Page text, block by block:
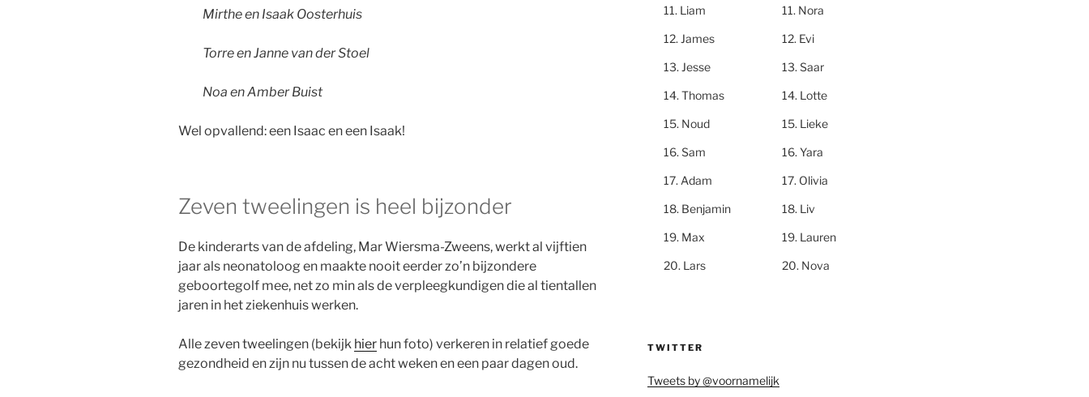
Mirthe en Isaak Oosterhuis
Torre en Janne van der Stoel
Noa en Amber Buist
Wel opvallend: een Isaac en een Isaak!
Zeven tweelingen is heel bijzonder
De kinderarts van de afdeling, Mar Wiersma-Zweens, werkt al vijftien
jaar als neonatoloog en maakte nooit eerder zo’n bijzondere
geboortegolf mee, net zo min als de verpleegkundigen die al tientallen
jaren in het ziekenhuis werken.
Alle zeven tweelingen (bekijk hier hun foto) verkeren in relatief goede
gezondheid en zijn nu tussen de acht weken en een paar dagen oud.
Liam
James
Jesse
Thomas
Noud
Sam
Adam
Benjamin
Max
Lars
Nora
Evi
Saar
Lotte
Lieke
Yara
Olivia
Liv
Lauren
Nova
TWITTER
Tweets by @voornamelijk